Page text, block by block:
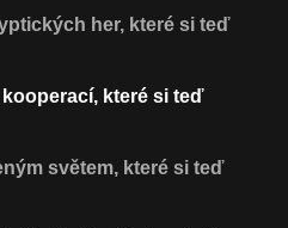
her, které si teď
které si teď
světem, které si teď